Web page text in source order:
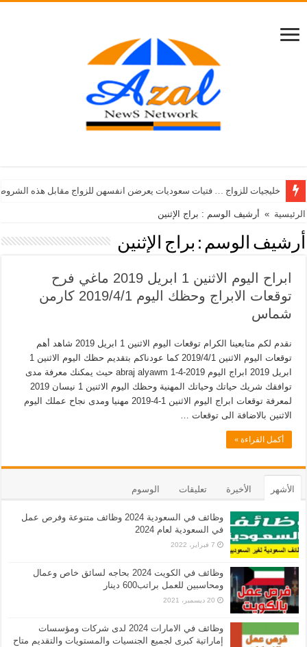
خليجيات للزواج … فتيات سعوديات يعرضن انفسهن للزواج مقابل هذه
الرئيسية » أرشيف الوسم : براج الإثنين
أرشيف الوسم : براج الإثنين
ابراح اليوم الاثنين 1 ابريل 2019 ماغي فرح
توقعات الابراج وحظك اليوم 2019/4/1 كارمن
شماس
نقدم لكم متابعينا الكرام توقعات اليوم الاثنين 1 ابريل 2019 شاهد أهم
توقعات اليوم الاثنين 2019/4/1 كما عودناكم بتقديم حظك اليوم الاثنين 1
ابريل 2019 ابراج اليوم abraj alyawm 1-4-2019 حيث يمكنك معرفة مدى
توافقك شريك حياتك وحياتك المهنية وحظك اليوم الاثنين 1 نيسان 2019
لمعرفة توقعات ابراج اليوم الاثنين 1-4-2019 مهنيا ومدى نجاح عملك اليوم
الاثنين بالاضافة الى توقعات …
أكمل القراءة »
الأشهر الأخيرة تعليقات الوسوم
وظائف في السعودية 2024 وظائف متنوعة وفرص عمل
في السعودية لعام 2024
7 فبراير، 2022
وظائف في الكويت 2024 بحاجه لسائق خاص وعمال
ومحاسبين للعمل براتب600 دينار
20 ديسمبر، 2021
وظائف في الامارات 2024 لدى شركات ومؤسسات
إماراتية كبرى لجميع الجنسيات والمستويات والتقديم متاح